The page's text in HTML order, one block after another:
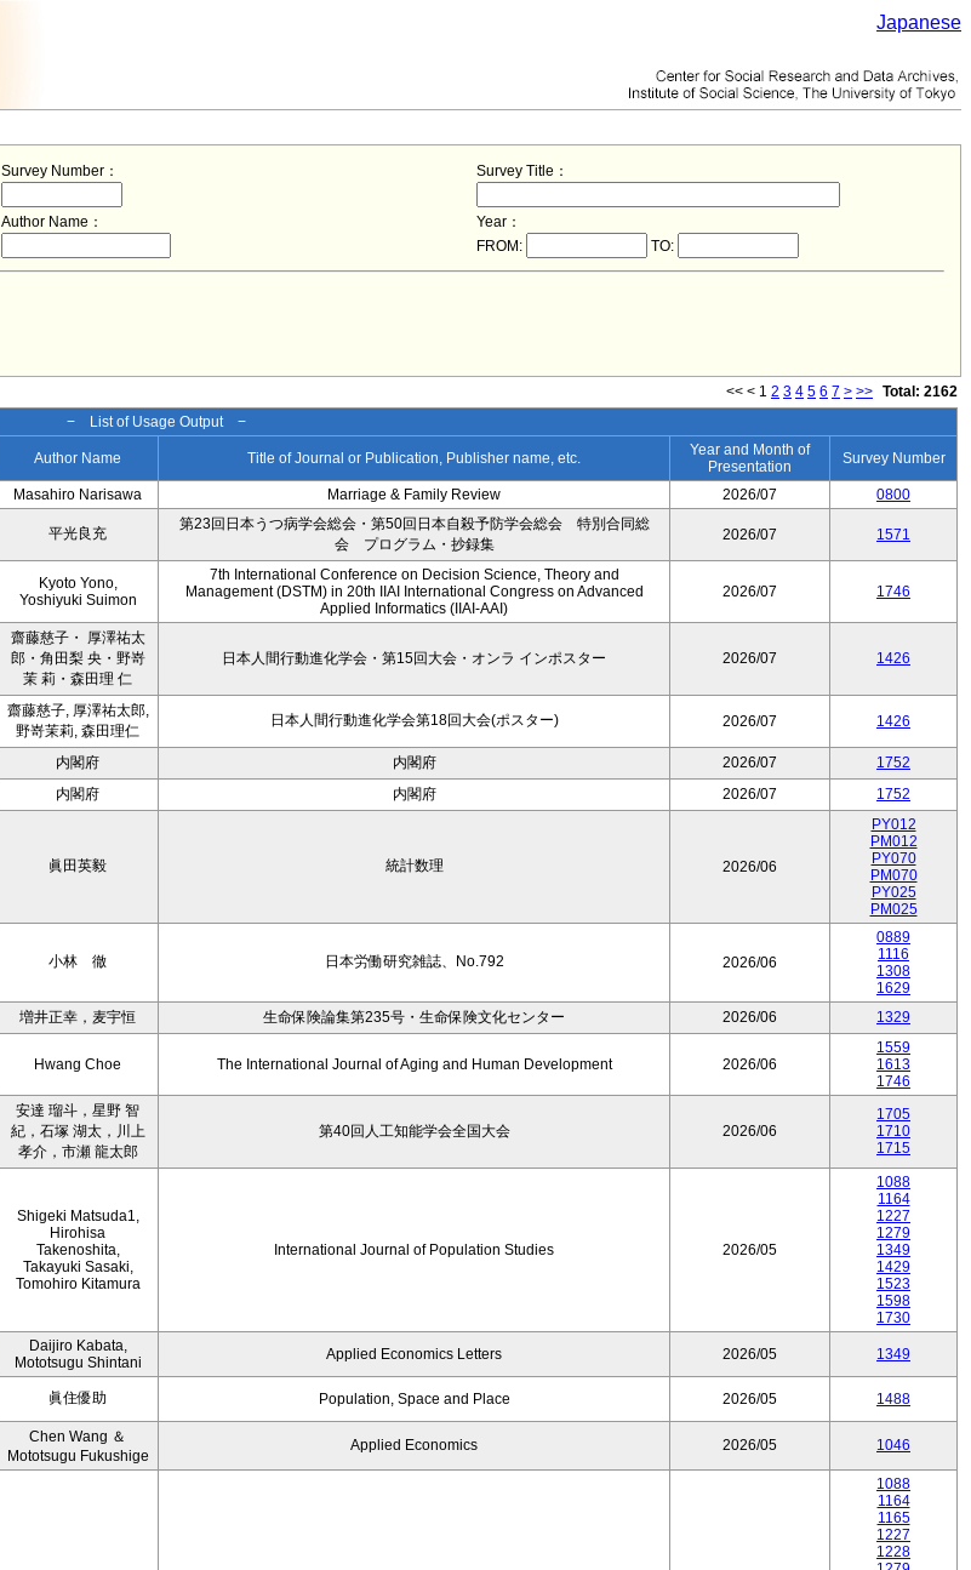
Japanese
Survey Number： Survey Title：
Author Name：
Year：
FROM:
TO:
<< < 1 2 3 4 5 6 7 > >> Total: 2162
− List of Usage Output −
Author Name Title of Journal or Publication, Publisher name, etc.
Year and Month of
Presentation
Survey Number
Masahiro Narisawa Marriage & Family Review 2026/07 0800
平光良充
第23回日本うつ病学会総会・第50回日本自殺予防学会総会 特別合同総
会 プログラム・抄録集
2026/07 1571
Kyoto Yono,
Yoshiyuki Suimon
7th International Conference on Decision Science, Theory and
Management (DSTM) in 20th IIAI International Congress on Advanced
Applied Informatics (IIAI-AAI)
2026/07 1746
齋藤慈子・ 厚澤祐太
郎・角田梨 央・野嵜
茉 莉・森田理 仁
日本人間行動進化学会・第15回大会・オンラ インポスター 2026/07 1426
齋藤慈子, 厚澤祐太郎,
野嵜茉莉, 森田理仁
日本人間行動進化学会第18回大会(ポスター) 2026/07 1426
内閣府 内閣府 2026/07
1752
内閣府 内閣府 2026/07 1752
眞田英毅 統計数理 2026/06
PY012
PM012
PY070
PM070
PY025
PM025
小林 徹 日本労働研究雑誌、No.792 2026/06
0889
1116
1308
1629
増井正幸，麦宇恒 生命保険論集第235号・生命保険文化センター 2026/06 1329
Hwang Choe The International Journal of Aging and Human Development 2026/06
1559
1613
1746
安達 瑠斗，星野 智
紀，石塚 湖太，川上
孝介，市瀬 龍太郎
第40回人工知能学会全国大会 2026/06
1705
1710
1715
Shigeki Matsuda1,
Hirohisa
Takenoshita,
Takayuki Sasaki,
Tomohiro Kitamura
International Journal of Population Studies 2026/05
1088
1164
1227
1279
1349
1429
1523
1598
1730
Daijiro Kabata,
Mototsugu Shintani
Applied Economics Letters 2026/05 1349
眞住優助 Population, Space and Place 2026/05 1488
Chen Wang ＆
Mototsugu Fukushige
Applied Economics 2026/05 1046
1088
1164
1165
1227
1228